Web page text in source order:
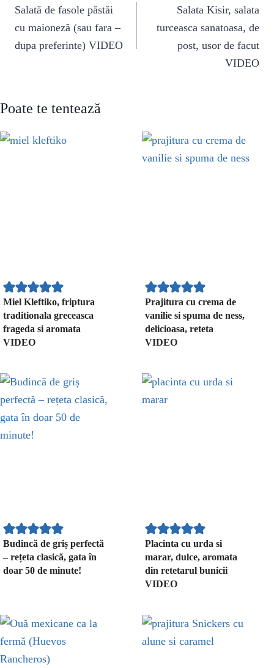
în
articole
Salată de fasole păstăi
cu maioneză (sau fara –
dupa preferinte) VIDEO
Salata Kisir, salata
turceasca sanatoasa, de
post, usor de facut
VIDEO
Poate te tentează
Miel Kleftiko, friptura
traditionala greceasca
frageda si aromata
VIDEO
Prajitura cu crema de
vanilie si spuma de ness,
delicioasa, reteta
VIDEO
Budincă de griș perfectă
– rețeta clasică, gata în
doar 50 de minute!
Placinta cu urda si
marar, dulce, aromata
din retetarul bunicii
VIDEO